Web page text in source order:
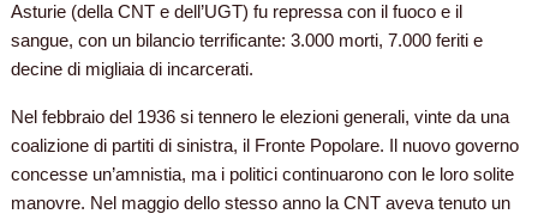
Asturie (della CNT e dell’UGT) fu repressa con il fuoco e il
sangue, con un bilancio terrificante: 3.000 morti, 7.000 feriti e
decine di migliaia di incarcerati.
Nel febbraio del 1936 si tennero le elezioni generali, vinte da una
coalizione di partiti di sinistra, il Fronte Popolare. Il nuovo governo
concesse un’amnistia, ma i politici continuarono con le loro solite
manovre. Nel maggio dello stesso anno la CNT aveva tenuto un